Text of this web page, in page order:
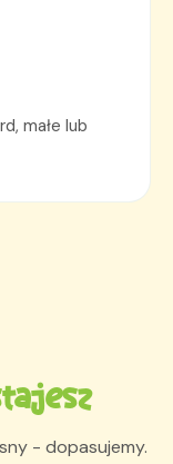
małe lub
- dopasujemy.